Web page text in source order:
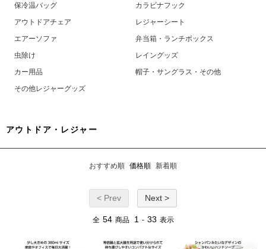
保冷温バッグ
カラビナフック
アウトドアチェア
レジャーシート
エアーソファ
弁当箱・ランチボックス
虫除け
レイングッズ
カー用品
帽子・サングラス・その他
その他レジャーグッズ
アウトドア・レジャー
おすすめ順 価格順 新着順
< Prev Next >
全 54 商品 1 - 33 表示